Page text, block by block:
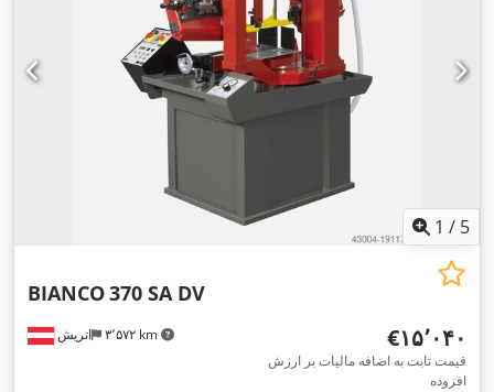
1 / 5
اتریش ۳٬۵۷۲ km
BIANCO370 SA DV
‎€۱۵٬۰۴۰
قیمت ثابت به اضافه مالیات بر ارزش
افزوده